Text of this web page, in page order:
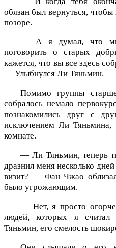
обязан был вернуться,
позоре.
— А я думал, что мы
поговорить о старых
кажется, что вы все здесь
— Улыбнулся Ли Тяньмин.
Помимо группы
собралось немало
познакомились друг с
исключением Ли Тяньмина,
комнате.
— Ли Тяньмин, теперь
дразнил меня несколько
визит? — Фан Чжао
было угрожающим.
— Нет, я просто
людей, которых я
Тяньмин, его смелость